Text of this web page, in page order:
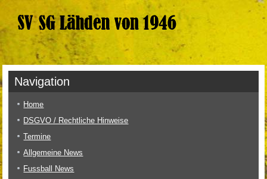
Navigation
Home
DSGVO / Rechtliche Hinweise
Termine
Allgemeine News
Fussball News